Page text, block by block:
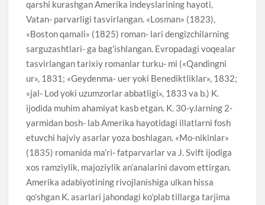
qarshi kurashgan Amerika indeyslarining hayoti,
Vatan- parvarligi tasvirlangan. «Losman» (1823),
«Boston qamali» (1825) roman- lari dengizchilarning
sarguzashtlari- ga bag’ishlangan. Evropadagi voqealar
tasvirlangan tarixiy romanlar turku- mi («Qandingni
ur», 1831; «Geydenma- uer yoki Benediktliklar», 1832;
«jal- Lod yoki uzumzorlar abbatligi», 1833 va b.) K.
ijodida muhim ahamiyat kasb etgan. K. 30-y.larning 2-
yarmidan bosh- lab Amerika hayotidagi illatlarni fosh
etuvchi hajviy asarlar yoza boshlagan. «Mo-nikinlar»
(1835) romanida ma’ri- fatparvarlar va J. Svift ijodiga
xos ramziylik, majoziylik an’analarini davom ettirgan.
Amerika adabiyotining rivojlanishiga ulkan hissa
qo’shgan K. asarlari jahondagi ko’plab tillarga tarjima